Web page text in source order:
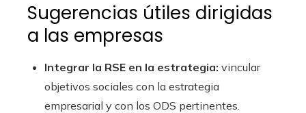
Sugerencias útiles dirigidas
a las empresas
Integrar la RSE en la estrategia: vincular
objetivos sociales con la estrategia
empresarial y con los ODS pertinentes.